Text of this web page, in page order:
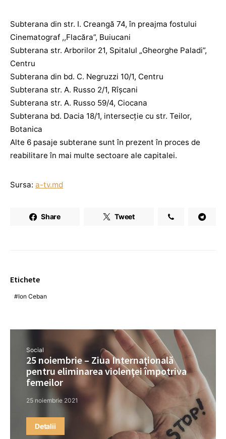
Subterana din str. I. Creangă 74, în preajma fostului
Cinematograf ,,Flacăra”, Buiucani
Subterana str. Arborilor 21, Spitalul „Gheorghe Paladi”,
Centru
Subterana din bd. C. Negruzzi 10/1, Centru
Subterana str. A. Russo 2/1, Rîşcani
Subterana str. A. Russo 59/4, Ciocana
Subterana bd. Dacia 18/1, intersecţie cu str. Teilor,
Botanica
Alte 6 pasaje subterane sunt în prezent în proces de
reabilitare în mai multe sectoare ale capitalei.
Sursa: a-tv.md
Share Tweet
Etichete
Ion Ceban
Social
25 noiembrie – Ziua Internaţională
pentru eliminarea violenţei împotriva
femeilor
25 noiembrie 2021
Detalii